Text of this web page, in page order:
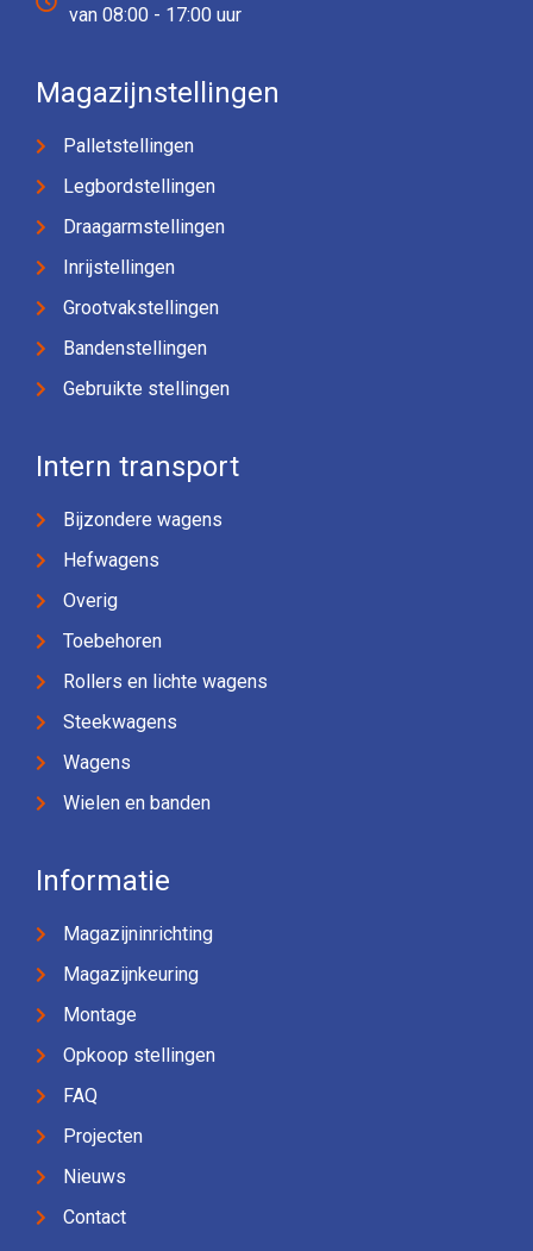
van 08:00 - 17:00 uur
Magazijnstellingen
Palletstellingen
Legbordstellingen
Draagarmstellingen
Inrijstellingen
Grootvakstellingen
Bandenstellingen
Gebruikte stellingen
Intern transport
Bijzondere wagens
Hefwagens
Overig
Toebehoren
Rollers en lichte wagens
Steekwagens
Wagens
Wielen en banden
Informatie
Magazijninrichting
Magazijnkeuring
Montage
Opkoop stellingen
FAQ
Projecten
Nieuws
Contact